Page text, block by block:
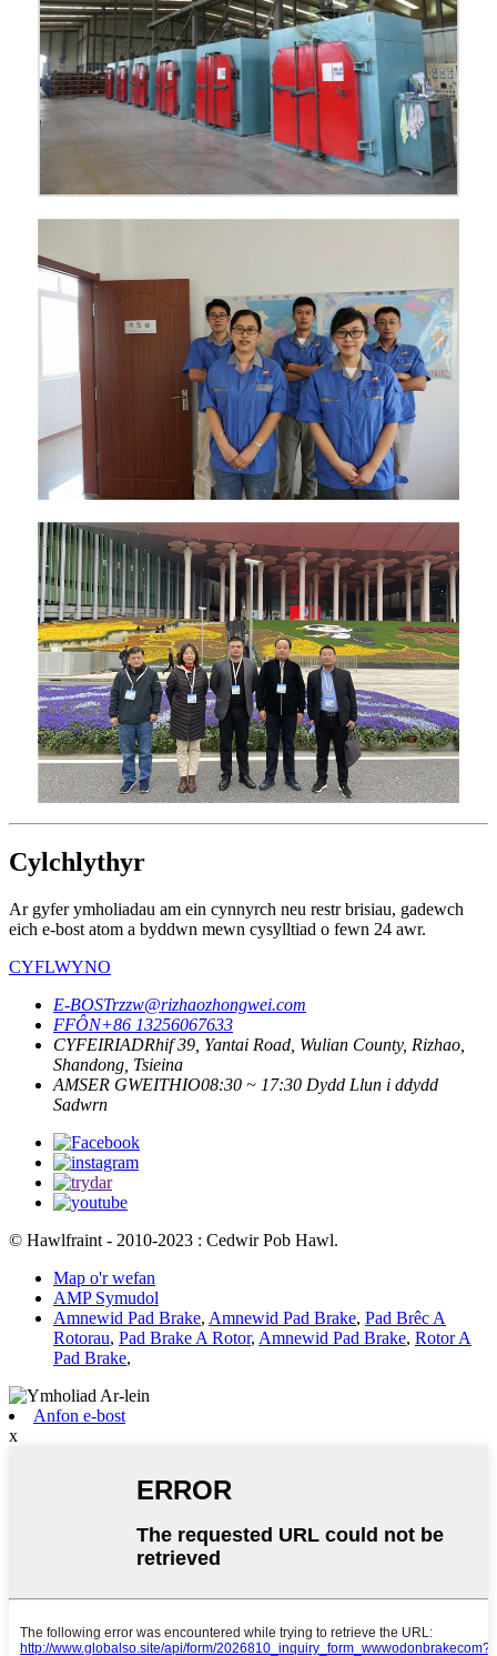
Cylchlythyr
Ar gyfer ymholiadau am ein cynnyrch neu restr brisiau, gadewch
eich e-bost atom a byddwn mewn cysylltiad o fewn 24 awr.
CYFLWYNO
E-BOSTrzzw@rizhaozhongwei.com
FFÔN+86 13256067633
CYFEIRIADRhif 39, Yantai Road, Wulian County, Rizhao,
Shandong, Tsieina
AMSER GWEITHIO08:30 ~ 17:30 Dydd Llun i ddydd
Sadwrn
© Hawlfraint - 2010-2023 : Cedwir Pob Hawl.
Map o'r wefan
AMP Symudol
Amnewid Pad Brake, Amnewid Pad Brake, Pad Brêc A
Rotorau, Pad Brake A Rotor, Amnewid Pad Brake, Rotor A
Pad Brake,
Anfon e-bost
x